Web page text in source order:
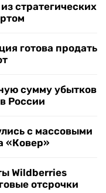
стратегических
готова продать
сумму убытков
России
с массовыми
«Ковер»
Wildberries
отсрочки